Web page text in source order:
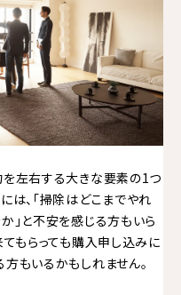
を左右する大きな要素の1つ
は、「掃除はどこまでやれ
」と不安を感じる方もいら
てもらっても購入申し込みに
もいるかもしれません。